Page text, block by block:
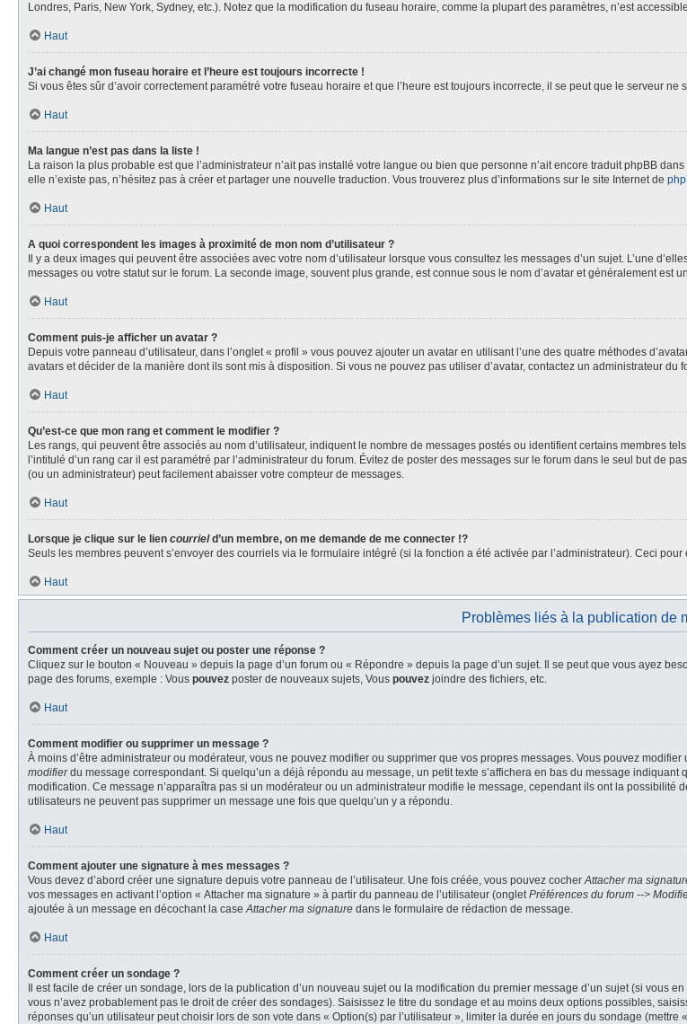
Londres, Paris, New York, Sydney, etc.). Notez que la modification du fuseau horaire, comme la plupart des paramètres, n’est
Haut
J’ai changé mon fuseau horaire et l’heure est toujours incorrecte !
Si vous êtes sûr d’avoir correctement paramétré votre fuseau horaire et que l’heure est toujours incorrecte, il se peut que le serveur
Haut
Ma langue n’est pas dans la liste !
La raison la plus probable est que l’administrateur n’ait pas installé votre langue ou bien que personne n’ait encore traduit phpBB
elle n’existe pas, n’hésitez pas à créer et partager une nouvelle traduction. Vous trouverez plus d’informations sur le site Internet de
Haut
A quoi correspondent les images à proximité de mon nom d’utilisateur ?
Il y a deux images qui peuvent être associées avec votre nom d’utilisateur lorsque vous consultez les messages d’un sujet. L’une
messages ou votre statut sur le forum. La seconde image, souvent plus grande, est connue sous le nom d’avatar et généralement est
Haut
Comment puis-je afficher un avatar ?
Depuis votre panneau d’utilisateur, dans l’onglet « profil » vous pouvez ajouter un avatar en utilisant l’une des quatre méthodes
avatars et décider de la manière dont ils sont mis à disposition. Si vous ne pouvez pas utiliser d’avatar, contactez un administrateur du
Haut
Qu’est-ce que mon rang et comment le modifier ?
Les rangs, qui peuvent être associés au nom d’utilisateur, indiquent le nombre de messages postés ou identifient certains membres
l’intitulé d’un rang car il est paramétré par l’administrateur du forum. Évitez de poster des messages sur le forum dans le seul but de
(ou un administrateur) peut facilement abaisser votre compteur de messages.
Haut
Lorsque je clique sur le lien courrield’un membre, on me demande de me connecter !?
Seuls les membres peuvent s’envoyer des courriels via le formulaire intégré (si la fonction a été activée par l’administrateur). Ceci
Haut
Problèmes liés à la publication de
Comment créer un nouveau sujet ou poster une réponse ?
Cliquez sur le bouton « Nouveau » depuis la page d’un forum ou « Répondre » depuis la page d’un sujet. Il se peut que vous ayez
page des forums, exemple : Vous pouvez poster de nouveaux sujets, Vous pouvez joindre des fichiers, etc.
Haut
Comment modifier ou supprimer un message ?
À moins d’être administrateur ou modérateur, vous ne pouvez modifier ou supprimer que vos propres messages. Vous pouvez
modifierdu message correspondant. Si quelqu’un a déjà répondu au message, un petit texte s’affichera en bas du message
modification. Ce message n’apparaîtra pas si un modérateur ou un administrateur modifie le message, cependant ils ont la
utilisateurs ne peuvent pas supprimer un message une fois que quelqu’un y a répondu.
Haut
Comment ajouter une signature à mes messages ?
Vous devez d’abord créer une signature depuis votre panneau de l’utilisateur. Une fois créée, vous pouvez cocherAttacher ma
vos messages en activant l’option « Attacher ma signature » à partir du panneau de l’utilisateur (ongletPréférences du forum -->
ajoutée à un message en décochant la caseAttacher ma signature dans le formulaire de rédaction de message.
Haut
Comment créer un sondage ?
Il est facile de créer un sondage, lors de la publication d’un nouveau sujet ou la modification du premier message d’un sujet (si vous
vous n’avez probablement pas le droit de créer des sondages). Saisissez le titre du sondage et au moins deux options possibles,
réponses qu’un utilisateur peut choisir lors de son vote dans « Option(s) par l’utilisateur », limiter la durée en jours du sondage